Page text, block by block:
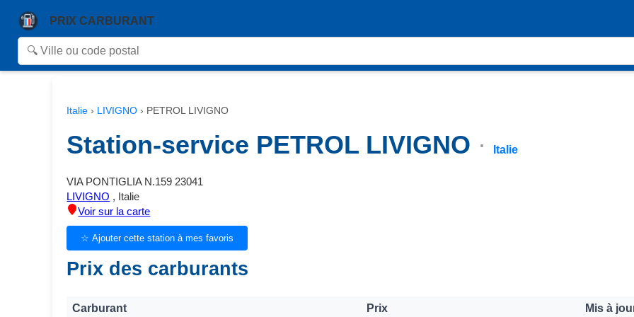
PRIX CARBURANT
Italie › LIVIGNO › PETROL LIVIGNO
Station-service PETROL LIVIGNO · Italie
VIA PONTIGLIA N.159 23041
LIVIGNO , Italie
Voir sur la carte
☆ Ajouter cette station à mes favoris
Prix des carburants
Carburant Prix Mis à